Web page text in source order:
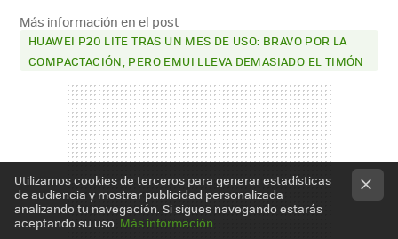
Más información en el post
HUAWEI P20 LITE TRAS UN MES DE USO: BRAVO POR LA
COMPACTACIÓN, PERO EMUI LLEVA DEMASIADO EL TIMÓN
Utilizamos cookies de terceros para generar estadísticas
de audiencia y mostrar publicidad personalizada
analizando tu navegación. Si sigues navegando estarás
aceptando su uso. Más información